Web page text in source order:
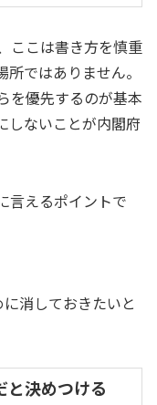
ここは書き方を慎重
ではありません。
を優先するのが基本
しないことが内閣府
言えるポイントで
消しておきたいと
と決めつける